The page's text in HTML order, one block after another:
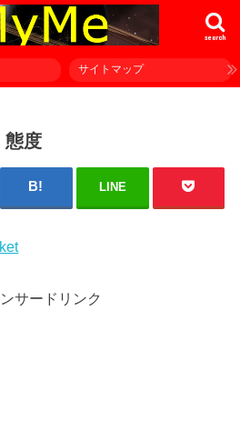
search
サイトマップ
度
LINE
サードリンク